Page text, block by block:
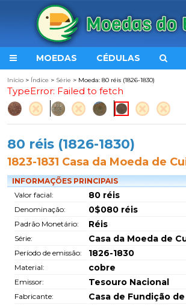
MOEDAS CÉDULAS
Início > Índice > Série > Moeda: 80 réis (1826-1830)
TypeError: Failed to fetch
80 réis (1826-1830)
1823-1831 Casa da Moeda de
INFORMAÇÕES PRINCIPAIS
Valor facial:
80 réis
Denominação: 0$080 réis
Padrão Monetário: Réis
Série: Casa da Moeda de
Período de emissão: 1826-1830
Material: cobre
Emissor: Tesouro Nacional
Fabricante: Casa de Fundição